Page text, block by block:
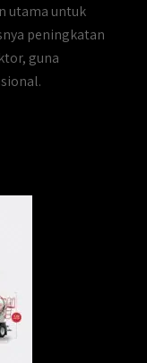
utama untuk
peningkatan
guna